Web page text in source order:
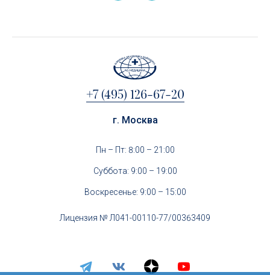
+7 (495) 126-67-20
г. Москва
Пн – Пт: 8:00 – 21:00
Суббота: 9:00 – 19:00
Воскресенье: 9:00 – 15:00
Лицензия № Л041-00110-77/00363409